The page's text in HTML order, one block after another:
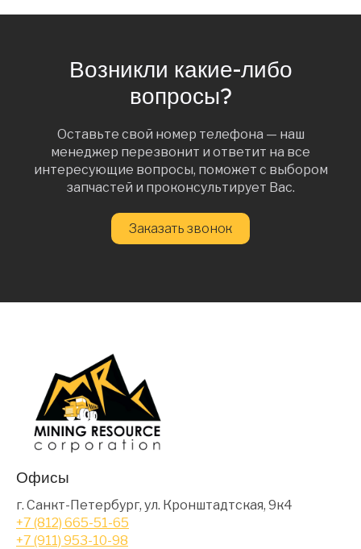
Возникли какие-либо
вопросы?
Оставьте свой номер телефона — наш
менеджер перезвонит и ответит на все
интересующие вопросы, поможет с выбором
запчастей и проконсультирует Вас.
Заказать звонок
Офисы
г. Санкт-Петербург, ул. Кронштадтская, 9к4
+7 (812) 665-51-65
+7 (911) 953-10-98